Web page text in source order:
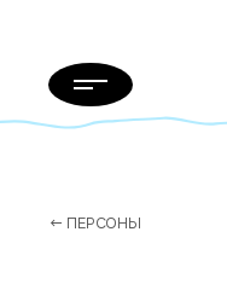
← ПЕРСОНЫ